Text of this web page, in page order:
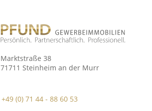
Marktstraße 38
71711 Steinheim an der Murr
+49 (0) 71 44 - 88 60 53